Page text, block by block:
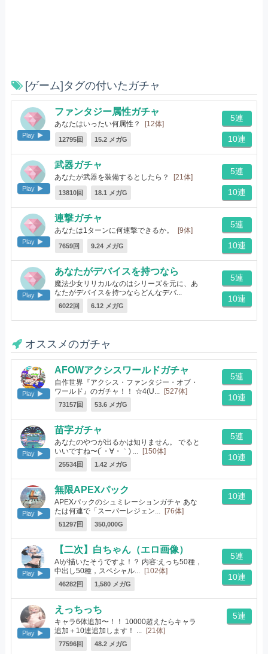
[ゲーム]タグの付いたガチャ
Play
ファンタジー属性ガチャ
あなたはいったい何属性？ [12体]
12795回 15.2 メガG
5連
10連
Play
武器ガチャ
あなたが武器を装備するとしたら？ [21体]
13810回 18.1 メガG
5連
10連
Play
連撃ガチャ
あなたは1ターンに何連撃できるか。 [9体]
7659回 9.24 メガG
5連
10連
Play
あなたがデバイスを持つなら
魔法少女リリカルなのはシリーズを元に、あ
なたがデバイスを持つならどんなデバ...
[10体]
6022回 6.12 メガG
5連
10連
オススメのガチャ
Play
AFOWアクシスワールドガチャ
自作世界『アクシス・ファンタジー・オブ・
ワールド』のガチャ！！ ☆4(U...
[527体]
73157回 53.6 メガG
5連
10連
Play
苗字ガチャ
あなたのやつが出るかは知りません。 でると
いいですね〜(´・∀・｀) ...
[150体]
25534回 1.42 メガG
5連
10連
Play
無限APEXパック
APEXパックのシュミレーションガチャ あな
たは何連で「スーパーレジェン...
[76体]
51297回 350,000G
10連
Play
【二次】白ちゃん（エロ画像）
AIが描いたそうですよ！？ 内容:えっち50種，
中出し50種，スペシャル...
[102体]
46282回 1,580 メガG
5連
10連
Play
えっちっち
キャラ6体追加〜！！ 10000超えたらキャラ
追加＋10連追加します！ ...
[21体]
77596回 48.2 メガG
5連